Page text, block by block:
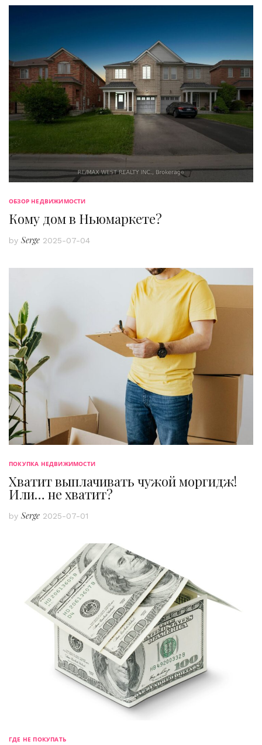
ОБЗОР НЕДВИЖИМОСТИ
Кому дом в Ньюмаркете?
by Serge 2025-07-04
ПОКУПКА НЕДВИЖИМОСТИ
Хватит выплачивать чужой моргидж!
Или… не хватит?
by Serge 2025-07-01
ГДЕ НЕ ПОКУПАТЬ